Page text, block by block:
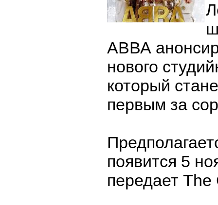
АВВА
нового
который
первым за
появится 5
передает